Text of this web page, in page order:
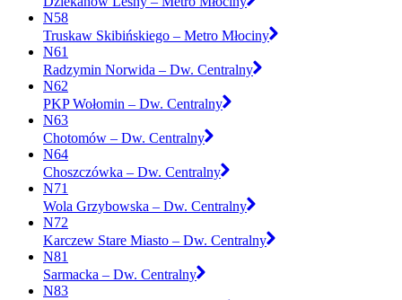
N58
Truskaw Skibińskiego – Metro Młociny
N61
Radzymin Norwida – Dw. Centralny
N62
PKP Wołomin – Dw. Centralny
N63
Chotomów – Dw. Centralny
N64
Choszczówka – Dw. Centralny
N71
Wola Grzybowska – Dw. Centralny
N72
Karczew Stare Miasto – Dw. Centralny
N81
Sarmacka – Dw. Centralny
N83